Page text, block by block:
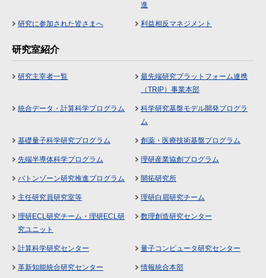
進
研究に参加された皆さまへ 利益相反マネジメント
研究室紹介
研究主宰者一覧
最先端研究プラットフォーム連携
（TRIP）事業本部
統合データ・計算科学プログラム
科学研究基盤モデル開発プログラ
ム
基礎量子科学研究プログラム 創薬・医療技術基盤プログラム
先端半導体科学プログラム 理研産業協創プログラム
バトンゾーン研究推進プログラム 開拓研究所
主任研究員研究室等 理研白眉研究チーム
理研ECL研究チーム・理研ECL研
究ユニット
数理創造研究センター
計算科学研究センター 量子コンピュータ研究センター
革新知能統合研究センター 情報統合本部